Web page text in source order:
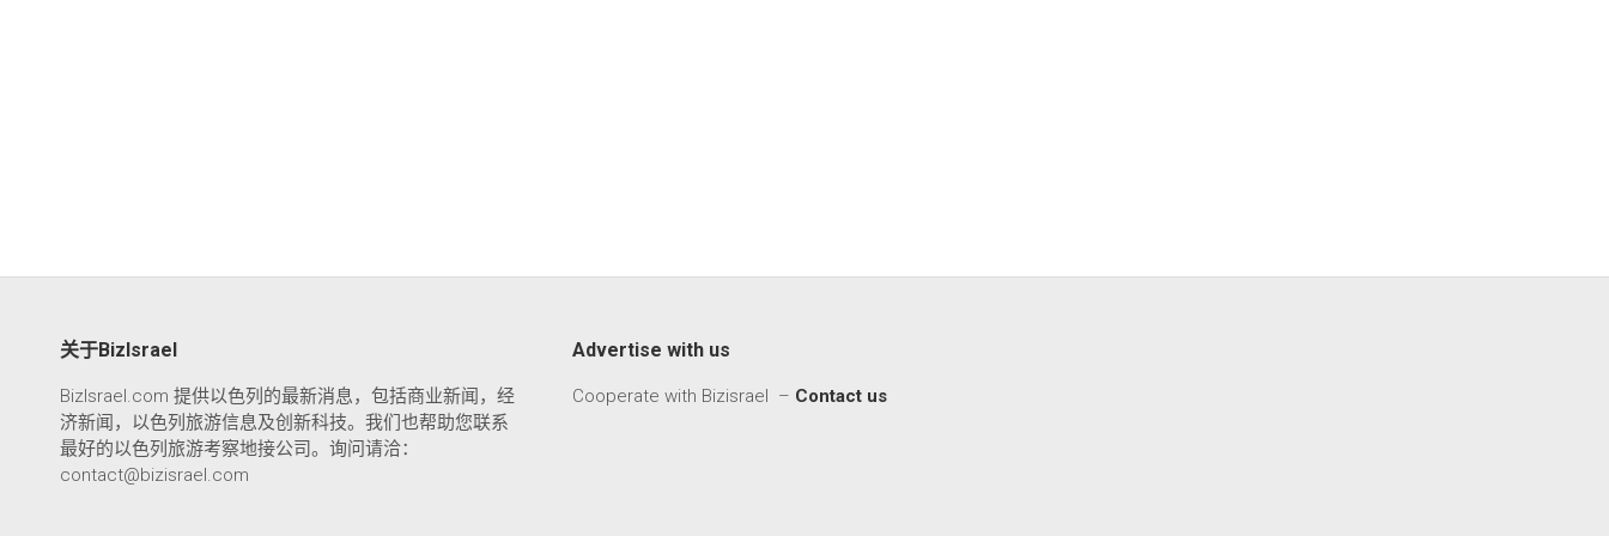
关于BizIsrael
BizIsrael.com 提供以色列的最新消息，包括商业新闻，经
济新闻，以色列旅游信息及创新科技。我们也帮助您联系
最好的以色列旅游考察地接公司。询问请洽：
contact@bizisrael.com
Advertise with us
Cooperate with Bizisrael – Contact us